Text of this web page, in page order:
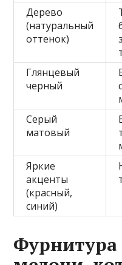
Дерево
(натуральный
оттенок)
Глянцевый
черный
Серый
матовый
Яркие
акценты
(красный,
синий)
Фурнитура